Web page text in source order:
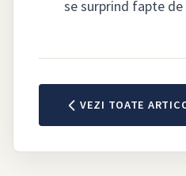
se surprind fapte
VEZI TOATE